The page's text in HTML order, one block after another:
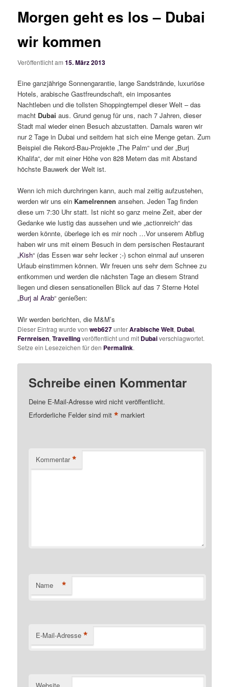
Morgen geht es los – Dubai
wir kommen
Veröffentlicht am15. März 2013
Eine ganzjährige Sonnengarantie, lange Sandstrände, luxuriöse
Hotels, arabische Gastfreundschaft, ein imposantes
Nachtleben und die tollsten Shoppingtempel dieser Welt – das
macht Dubaiaus. Grund genug für uns, nach 7 Jahren, dieser
Stadt mal wieder einen Besuch abzustatten. Damals waren wir
nur 2 Tage in Dubai und seitdem hat sich eine Menge getan. Zum
Beispiel die Rekord-Bau-Projekte „The Palm“ und der „Burj
Khalifa“, der mit einer Höhe von 828 Metern das mit Abstand
höchste Bauwerk der Welt ist.
Wenn ich mich durchringen kann, auch mal zeitig aufzustehen,
werden wir uns ein Kamelrennenansehen. Jeden Tag finden
diese um 7:30 Uhr statt. Ist nicht so ganz meine Zeit, aber der
Gedanke wie lustig das aussehen und wie „actionreich“ das
werden könnte, überlege ich es mir noch …Vor unserem Abflug
haben wir uns mit einem Besuch in dem persischen Restaurant
„Kish“ (das Essen war sehr lecker ;-) schon einmal auf unseren
Urlaub einstimmen können. Wir freuen uns sehr dem Schnee zu
entkommen und werden die nächsten Tage an diesem Strand
liegen und diesen sensationellen Blick auf das 7 Sterne Hotel
„Burj al Arab“ genießen:
Wir werden berichten, die M&M’s
Dieser Eintrag wurde vonweb627unterArabische Welt, Dubai,
Fernreisen,Travellingveröffentlicht und mit Dubaiverschlagwortet.
Setze ein Lesezeichen für den Permalink.
Schreibe einen Kommentar
Deine E-Mail-Adresse wird nicht veröffentlicht.
Erforderliche Felder sind mit* markiert
Kommentar *
Name *
E-Mail-Adresse *
Website